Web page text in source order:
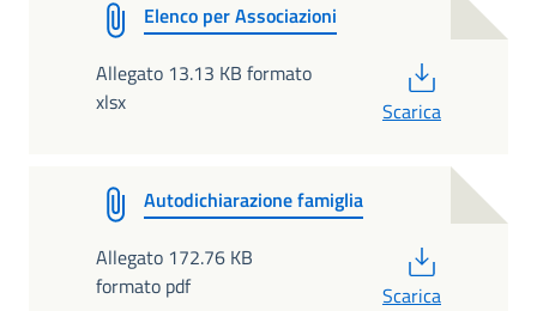
Elenco per Associazioni
Allegato 13.13 KB formato
xlsx
Scarica
Autodichiarazione famiglia
Allegato 172.76 KB
formato pdf
Scarica